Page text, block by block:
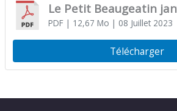
Le Petit Beaugeatin
PDF| 12,67 Mo | 08 Juillet 2023
Télécharger